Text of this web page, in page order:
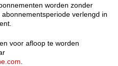
worden zonder
verlengd in
voor afloop te worden